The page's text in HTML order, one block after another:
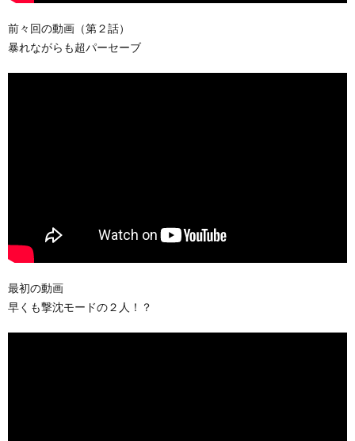
前々回の動画（第２話）
暴れながらも超パーセーブ
最初の動画
早くも撃沈モードの２人！？